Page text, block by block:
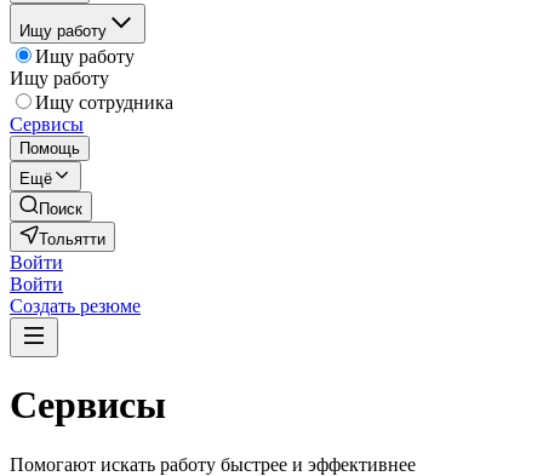
Ищу работу
Ищу работу
Ищу работу
Ищу сотрудника
Сервисы
Помощь
Ещё
Поиск
Тольятти
Войти
Войти
Создать резюме
Сервисы
Помогают искать работу быстрее и эффективнее